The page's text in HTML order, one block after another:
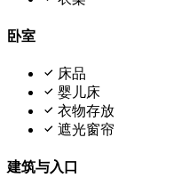
卧室
床品
婴儿床
衣物存放
遮光窗帘
建筑与入口